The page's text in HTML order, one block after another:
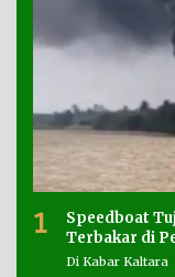
1
Speedboat
Terbakar di
Di Kabar Kaltara